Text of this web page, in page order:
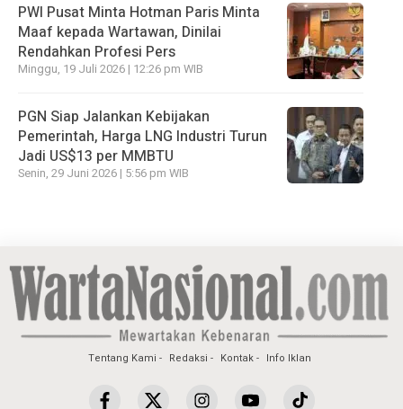
PWI Pusat Minta Hotman Paris Minta
Maaf kepada Wartawan, Dinilai
Rendahkan Profesi Pers
Minggu, 19 Juli 2026 | 12:26 pm WIB
PGN Siap Jalankan Kebijakan
Pemerintah, Harga LNG Industri Turun
Jadi US$13 per MMBTU
Senin, 29 Juni 2026 | 5:56 pm WIB
Tentang Kami Redaksi Kontak Info Iklan